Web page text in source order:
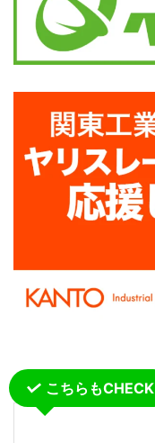
こちらもCHECK